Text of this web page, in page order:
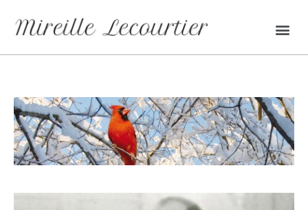
Vibration cérébrale